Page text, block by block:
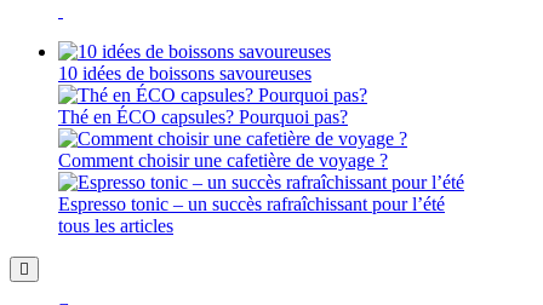
10 idées de boissons savoureuses
Thé en ÉCO capsules? Pourquoi pas?
Comment choisir une cafetière de voyage ?
Espresso tonic – un succès rafraîchissant pour l’été
tous les articles